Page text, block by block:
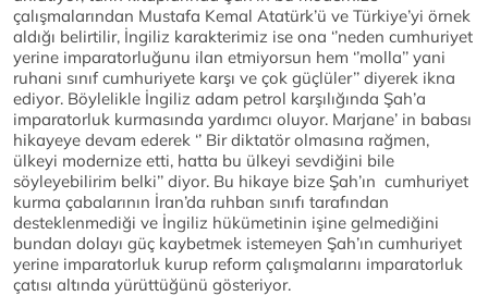
çalışmalarından Mustafa Kemal Atatürk’ü ve Türkiye’yi örnek
aldığı belirtilir, İngiliz karakterimiz ise ona ‘’neden cumhuriyet
yerine imparatorluğunu ilan etmiyorsun hem ‘’molla’’ yani
ruhani sınıf cumhuriyete karşı ve çok güçlüler’’ diyerek ikna
ediyor. Böylelikle İngiliz adam petrol karşılığında Şah’a
imparatorluk kurmasında yardımcı oluyor. Marjane’ in babası
hikayeye devam ederek ‘’ Bir diktatör olmasına rağmen,
ülkeyi modernize etti, hatta bu ülkeyi sevdiğini bile
söyleyebilirim belki’’ diyor. Bu hikaye bize Şah’ın cumhuriyet
kurma çabalarının İran’da ruhban sınıfı tarafından
desteklenmediği ve İngiliz hükümetinin işine gelmediğini
bundan dolayı güç kaybetmek istemeyen Şah’ın cumhuriyet
yerine imparatorluk kurup reform çalışmalarını imparatorluk
çatısı altında yürüttüğünü gösteriyor.